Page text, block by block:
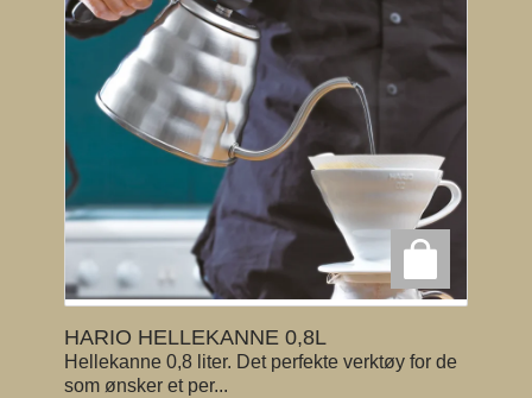
HARIO HELLEKANNE 0,8L
Hellekanne 0,8 liter. Det perfekte verktøy for de
som ønsker et per...